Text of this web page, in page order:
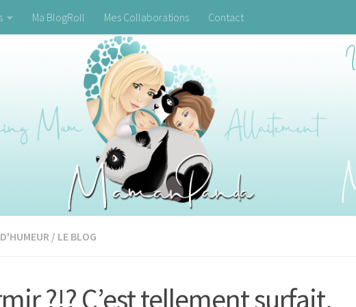
Ma BlogRoll Mes Collaborations Contact
/ LE BLOG
?!? C’est tellement surfait.